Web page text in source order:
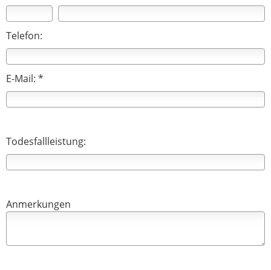
Telefon:
E-Mail: *
Todesfallleistung:
Anmerkungen